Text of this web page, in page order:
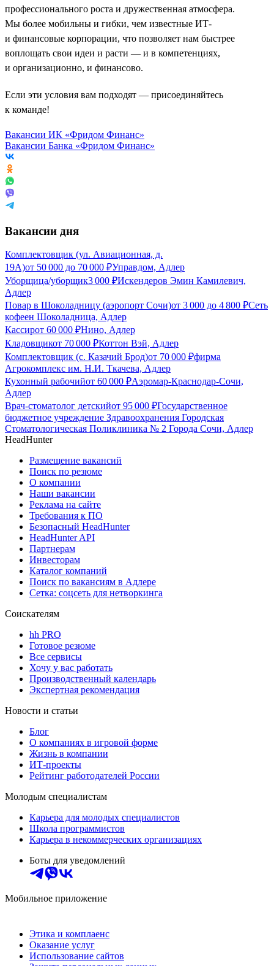
профессионального роста и дружественная атмосфера.
Мы более мобильны и гибки, чем известные ИТ-
и финансовые корпорации, что позволяет нам быстрее
воплощать свои идеи и расти — и в компетенциях,
и организационно, и финансово.
Если эти условия вам подходят — присоединяйтесь
к команде!
Вакансии ИК «Фридом Финанс»
Вакансии Банка «Фридом Финанс»
Вакансии дня
Комплектовщик (ул. Авиационная, д.
19А)от 50 000 до 70 000 ₽Управдом, Адлер
Уборщица/уборщик3 000 ₽Искендеров Эмин Камилевич,
Адлер
Повар в Шоколадницу (аэропорт Сочи)от 3 000 до 4 800 ₽Сеть
кофеен Шоколадница, Адлер
Кассирот 60 000 ₽Нино, Адлер
Кладовщикот 70 000 ₽Коттон Вэй, Адлер
Комплектовщик (с. Казачий Брод)от 70 000 ₽фирма
Агрокомплекс им. Н.И. Ткачева, Адлер
Кухонный рабочийот 60 000 ₽Аэромар-Краснодар-Сочи,
Адлер
Врач-стоматолог детскийот 95 000 ₽Государственное
бюджетное учреждение Здравоохранения Городская
Стоматологическая Поликлиника № 2 Города Сочи, Адлер
HeadHunter
Размещение вакансий
Поиск по резюме
О компании
Наши вакансии
Реклама на сайте
Требования к ПО
Безопасный HeadHunter
HeadHunter API
Партнерам
Инвесторам
Каталог компаний
Поиск по вакансиям в Адлере
Сетка: соцсеть для нетворкинга
Соискателям
hh PRO
Готовое резюме
Все сервисы
Хочу у вас работать
Производственный календарь
Экспертная рекомендация
Новости и статьи
Блог
О компаниях в игровой форме
Жизнь в компании
ИТ-проекты
Рейтинг работодателей России
Молодым специалистам
Карьера для молодых специалистов
Школа программистов
Карьера в некоммерческих организациях
Боты для уведомлений
Мобильное приложение
Этика и комплаенс
Оказание услуг
Использование сайтов